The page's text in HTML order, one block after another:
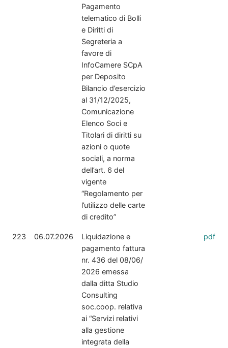
Pagamento
telematico di Bolli
e Diritti di
Segreteria a
favore di
InfoCamere SCpA
per Deposito
Bilancio d’esercizio
al 31/12/2025,
Comunicazione
Elenco Soci e
Titolari di diritti su
azioni o quote
sociali, a norma
dell’art. 6 del
vigente
“Regolamento per
l’utilizzo delle carte
di credito”
223 06.07.2026
Liquidazione e
pagamento fattura
nr. 436 del 08/06/
2026 emessa
dalla ditta Studio
Consulting
soc.coop. relativa
ai “Servizi relativi
alla gestione
integrata della
pdf